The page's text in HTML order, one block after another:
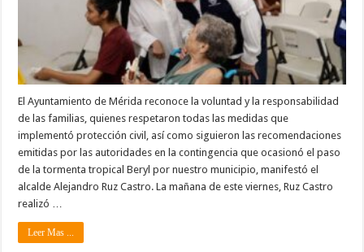
El Ayuntamiento de Mérida reconoce la voluntad y la responsabilidad
de las familias, quienes respetaron todas las medidas que
implementó protección civil, así como siguieron las recomendaciones
emitidas por las autoridades en la contingencia que ocasionó el paso
de la tormenta tropical Beryl por nuestro municipio, manifestó el
alcalde Alejandro Ruz Castro. La mañana de este viernes, Ruz Castro
realizó …
Leer Mas ...